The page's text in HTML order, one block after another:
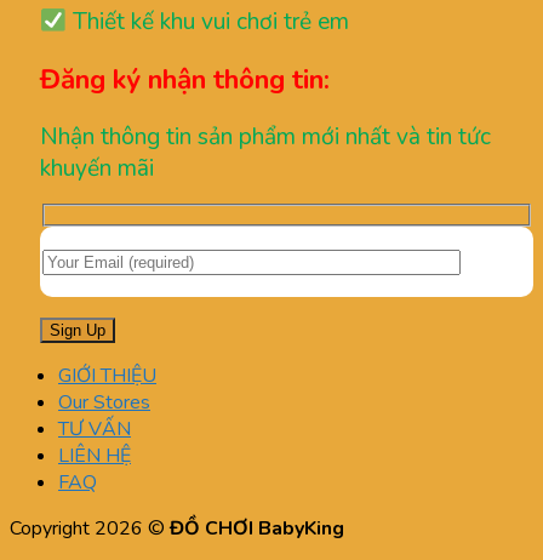
Thiết kế khu vui chơi trẻ em
Đăng ký nhận thông tin:
Nhận thông tin sản phẩm mới nhất và tin tức
khuyến mãi
GIỚI THIỆU
Our Stores
TƯ VẤN
LIÊN HỆ
FAQ
Copyright 2026 ©ĐỒ CHƠI BabyKing